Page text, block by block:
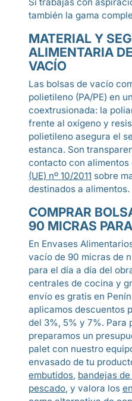
también la gama
MATERIAL Y
ALIMENTARIA
VACÍO
Las bolsas de vacío
polietileno (PA/PE) en
coextrusionada: la
frente al oxígeno y
polietileno asegura el
estanca. Son
contacto con alimentos
(UE) nº 10/2011 sobre
destinados a alimentos.
COMPRAR
90 MICRAS
En Envases
vacío de 90 micras de
para el día a día del
centrales de cocina y
envío es gratis en
aplicamos descuentos
del 3%, 5% y 7%. Para
preparamos un
palet con nuestro
envasado de tu
embutidos, bandejas
pescado, y valora los